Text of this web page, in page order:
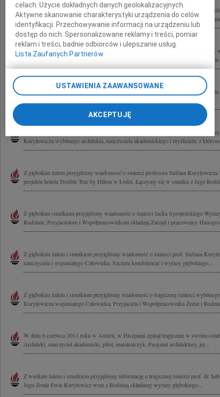
W dniu 6 czerwca 2011 roku w Asturii, w Hiszpanii zginął tragicznie Jacek
pasjonat sportu i lotnictwa, wspaniały, pełen radości życia Człowiek, bardzo przez
Z wielkim żalem przyjęliśmy wiadomość o tragicznej śmierci wybitnego architekta,
Konkursu Polski Cement w Architekturze prof. arch. Stefana Kuryłowicza Rodzinie
Z głębokim żalem i w poczuciu ogromnej straty żegnamy prof. Stefana
Z ogromnym smutkiem przyjęliśmy tragiczną wiadomość o nagłej i
Kuryłowicza wybitnego architekta, nauczyciela akademickiego i myśliciela, z
Z głębokim żalem przyjęliśmy wiadomość o śmierci profesora Stefana
projektu hotelu Double Tree by Hilton w Łodzi. Łączymy się w smutku z Jego
Z głębokim smutkiem przyjęliśmy wiadomość o śmierci Jacka Syropolskiego
Rodzinie, Przyjaciołom i Współpracownikom składają Zarząd i pracownicy
Z głębokim żalem i smutkiem przyjęliśmy wiadomość o śmierci prof. Stefana
nauczyciela i wspaniałego Człowieka. Szczere kondolencje i wyrazy głębokiego...
Z głębokim żalem i smutkiem przyjęliśmy wiadomość o tragicznej śmierci
Kuryłowicza wspaniałego Człowieka, Przyjaciela i Współpracownika Żonie i
W dniu 6 czerwca 2011 roku w Asturii, w Hiszpanii zginął tragicznie w swoim
Architekt, nauczyciel akademicki, pilot, maratończyk. Pasjonat architektury, jej...
Z wielkim żalem i smutkiem przyjęliśmy informację o tragicznej śmierci prof. dr.
Jego Żonie Ewie Kuryłowicz wraz z Rodziną składamy wyrazy głębokiego...
celach:Użycie dokładnych danych geolokalizacyjnych.
Aktywne skanowanie charakterystyki urządzenia do celów
identyfikacji. Przechowywanie informacji na urządzeniu lub
dostęp do nich. Spersonalizowane reklamy i treści, pomiar
reklam i treści, badnie odbiorców i ulepszanie usług.
Lista Zaufanych Partnerów
USTAWIENIA ZAAWANSOWANE
AKCEPTUJĘ